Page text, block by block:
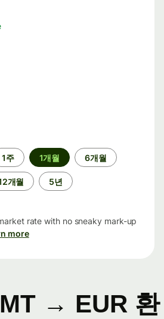
1주 1개월 6개월
개월 5년
rate with no sneaky mark-up
more
→ EUR 환